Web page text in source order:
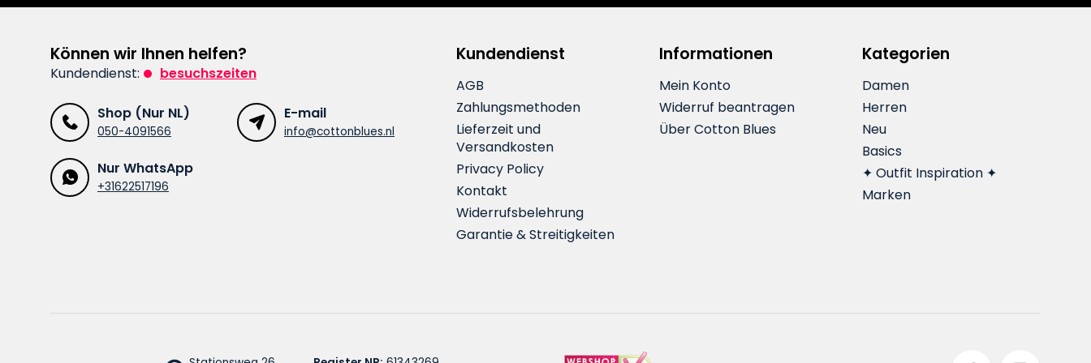
Können wir Ihnen helfen?
Kundendienst: besuchszeiten
Shop (Nur NL)
050-4091566
E-mail
info@cottonblues.nl
Nur WhatsApp
+31622517196
Kundendienst
AGB
Zahlungsmethoden
Lieferzeit und
Versandkosten
Privacy Policy
Kontakt
Widerrufsbelehrung
Garantie & Streitigkeiten
Informationen
Mein Konto
Widerruf beantragen
Über Cotton Blues
Kategorien
Damen
Herren
Neu
Basics
✦ Outfit Inspiration ✦
Marken